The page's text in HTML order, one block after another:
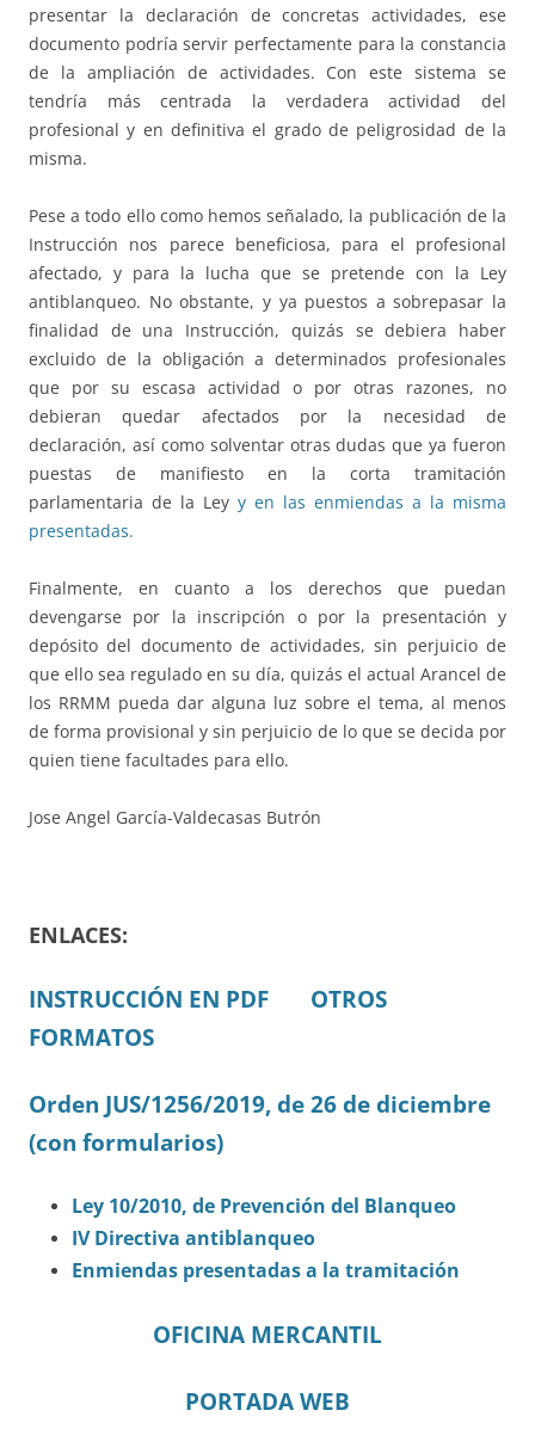
presentar la declaración de concretas actividades, ese
documento podría servir perfectamente para la constancia
de la ampliación de actividades. Con este sistema se
tendría más centrada la verdadera actividad del
profesional y en definitiva el grado de peligrosidad de la
misma.
Pese a todo ello como hemos señalado, la publicación de la
Instrucción nos parece beneficiosa, para el profesional
afectado, y para la lucha que se pretende con la Ley
antiblanqueo. No obstante, y ya puestos a sobrepasar la
finalidad de una Instrucción, quizás se debiera haber
excluido de la obligación a determinados profesionales
que por su escasa actividad o por otras razones, no
debieran quedar afectados por la necesidad de
declaración, así como solventar otras dudas que ya fueron
puestas de manifiesto en la corta tramitación
parlamentaria de la Ley y en las enmiendas a la misma
presentadas.
Finalmente, en cuanto a los derechos que puedan
devengarse por la inscripción o por la presentación y
depósito del documento de actividades, sin perjuicio de
que ello sea regulado en su día, quizás el actual Arancel de
los RRMM pueda dar alguna luz sobre el tema, al menos
de forma provisional y sin perjuicio de lo que se decida por
quien tiene facultades para ello.
Jose Angel García-Valdecasas Butrón
ENLACES:
INSTRUCCIÓN EN PDF
OTROS
FORMATOS
Orden JUS/1256/2019, de 26 de diciembre
(con formularios)
Ley 10/2010, de Prevención del Blanqueo
IV Directiva antiblanqueo
Enmiendas presentadas a la tramitación
OFICINA MERCANTIL
PORTADA WEB